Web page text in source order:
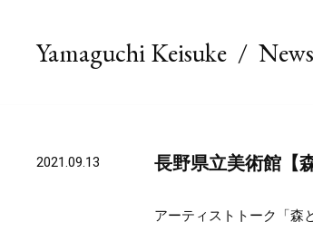
YamaguchiKeisuke / News
2021.09.13 長野県立美術館【
アーティストトーク「森